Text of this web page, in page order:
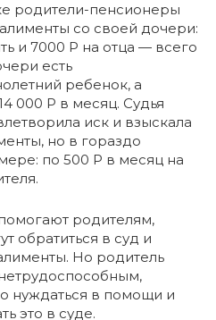
родители-пенсионеры
со своей дочери:
и 7000 Р на отца — всего
есть
ребенок, а
000 Р в месяц. Судья
иск и взыскала
но в гораздо
по 500 Р в месяц на
родителям,
обратиться в суд и
Но родитель
нуждаться в помощи и
это в суде.